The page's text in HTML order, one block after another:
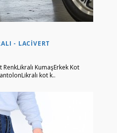
- LACIVERT
KumaşErkek Kot
kot k..